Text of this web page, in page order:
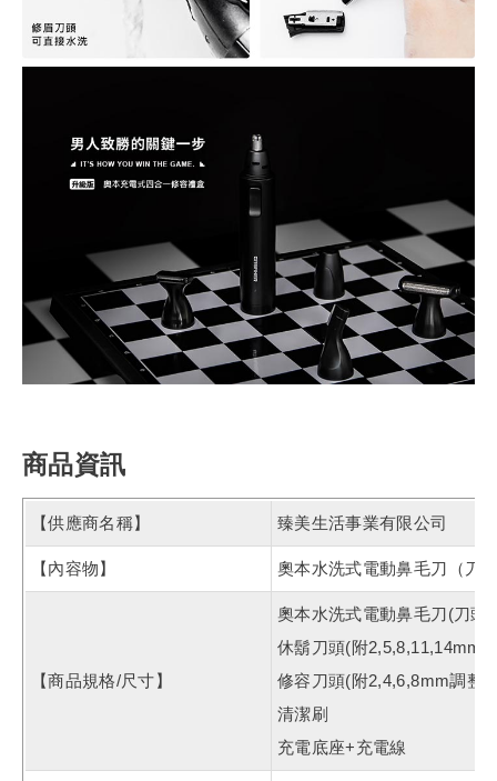
商品資訊
【供應商名稱】 臻美生活事業有限公司
【內容物】 奧本水洗式電動鼻毛刀（刀
【商品規格/尺寸】
奧本水洗式電動鼻毛刀(刀頭
休鬍刀頭(附2,5,8,11,14mm
修容刀頭(附2,4,6,8mm調整
清潔刷
充電底座+充電線